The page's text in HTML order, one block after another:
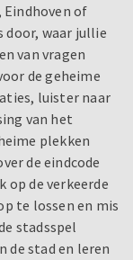
of
door, waar jullie
van vragen
de geheime
luister naar
van het
plekken
de eindcode
de verkeerde
te lossen en mis
stadsspel
de stad en leren